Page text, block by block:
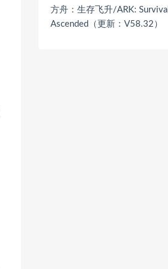
方舟：生存飞升/ARK: Survival
Ascended（更新：V58.32）